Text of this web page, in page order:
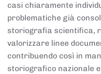
casi chiaramente
problematiche già
storiografia scientifica,
valorizzare linee
contribuendo così in
storiografico nazionale